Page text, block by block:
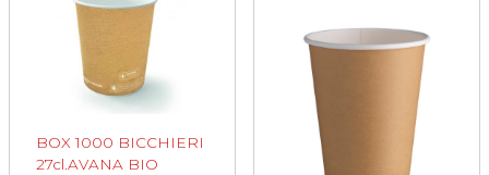
BOX 1000 BICCHIERI
27cl.AVANA BIO